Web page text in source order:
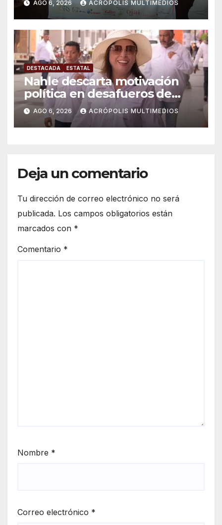
AGO 6, 2026 ACRÓPOLIS MULTIMEDIOS
DESTACADA ESTATAL
Nahle descarta motivación
política en desafueros de
alcaldes
AGO 6, 2026 ACRÓPOLIS MULTIMEDIOS
Deja un comentario
Tu dirección de correo electrónico no será
publicada. Los campos obligatorios están
marcados con *
Comentario *
Nombre *
Correo electrónico *